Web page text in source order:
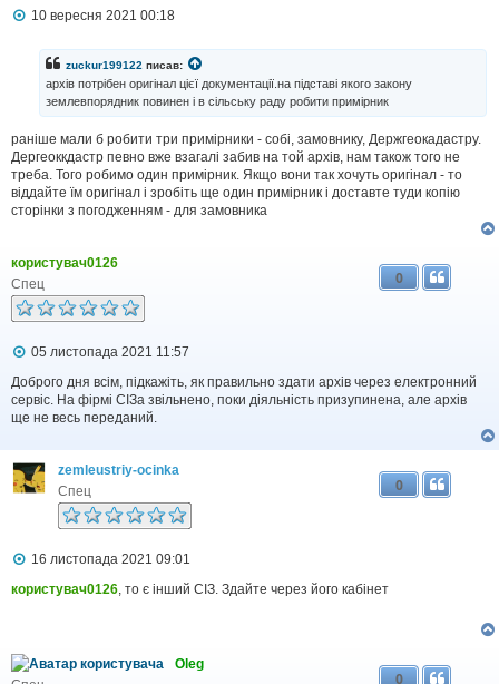
П
е
н
н
10 вересня 2021 00:18
zuckur199122 писав:
архів потрібен оригінал цієї документації.на підставі якого закону
землевпорядник повинен і в сільську раду робити примірник
раніше мали б робити три примірники - собі, замовнику, Держгеокадастру.
Дергеоккдастр певно вже взагалі забив на той архів, нам також того не
треба. Того робимо один примірник. Якщо вони так хочуть оригінал - то
віддайте їм оригінал і зробіть ще один примірник і доставте туди копію
сторінки з погодженням - для замовника
користувач0126
Спец
0
П
в
і
д
л
е
н
05 листопада 2021 11:57
Доброго дня всім, підкажіть, як правильно здати архів через електронний
сервіс. На фірмі СІЗа звільнено, поки діяльність призупинена, але архів
ще не весь переданий.
zemleustriy-ocinka
Спец
0
П
в
л
16 листопада 2021 09:01
користувач0126, то є інший СІЗ. Здайте через його кабінет
Oleg
0